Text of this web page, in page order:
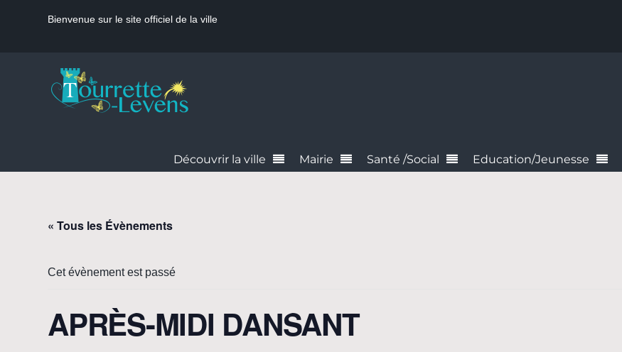
Bienvenue sur le site officiel de la ville
Découvrir la ville Mairie Santé /Social Education/Jeunesse
« Tous les Évènements
Cet évènement est passé
APRÈS-MIDI DANSANT